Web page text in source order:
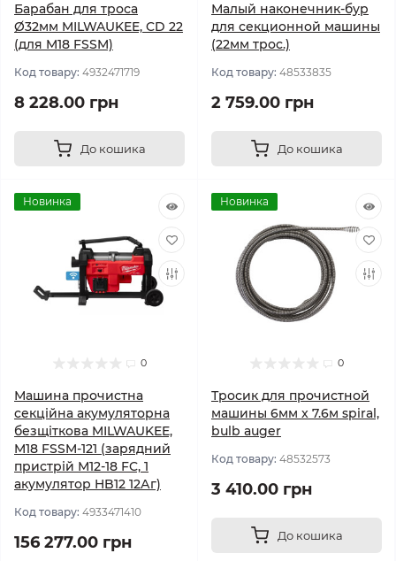
Барабан для троса
Ø32мм MILWAUKEE, CD 22
(для M18 FSSM)
Код товару: 4932471719
8 228.00 грн
До кошика
Малый наконечник-бур
для секционной машины
(22мм трос.)
Код товару: 48533835
2 759.00 грн
До кошика
Новинка
0
Машина прочистна
секційна акумуляторна
безщіткова MILWAUKEE,
M18 FSSM-121 (зарядний
пристрій М12-18 FC, 1
акумулятор HB12 12Аг)
Код товару: 4933471410
156 277.00 грн
Новинка
0
Тросик для прочистной
машины 6мм x 7.6м spiral,
bulb auger
Код товару: 48532573
3 410.00 грн
До кошика